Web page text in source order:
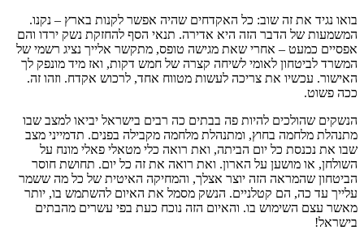
בואו נגיד את זה שוב: כל האקדחים שהיה אפשר לקנות בארץ – נקנו.
המשמעות של הדבר הזה היא אדירה. תנאי הסף להחזקת נשק ירדו והם
אפסיים כמעט – אחרי שאת מגישה טופס, מתקשר אלייך נציג רשמי של
המשרד לביטחון לאומי לשיחה קצרה של חמש דקות, ואז מיד מונפק לך
האישור. עכשיו את צריכה לעשות מטווח אחד, לרכוש אקדח. וזהו זה.
ככה פשוט.
הנשקים שהולכים להיות פה בבתים כה רבים בישראל יביאו למצב שבו
מתנהלת מלחמה בחוץ, ומתנהלת מלחמה מקבילה בפנים. תדמייני מצב
שבו את נכנסת כל יום הביתה, ואת רואה כלי מטאלי פאלי מונח על
השולחן, או מושען על הארון. ואת רואה את זה כל יום. תחושת חוסר
הביטחון שהמראה הזה יוצר אצלך, והמחיקה האיטית של כל מה ששמר
עלייך עד כה, הם קטלניים. הנשק מסמל את האיום להשתמש בו, יותר
מאשר עצם השימוש בו. והאיום הזה נוכח כעת בפי עשרים מהבתים
בישראל!